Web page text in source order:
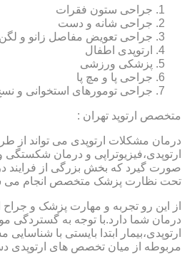
جراحی ستون فقرات
جراحی شانه و دست
جراحی تعویض مفاصل زانو و لگن
ارتوپدی اطفال
پزشکی ورزشی
جراحی پا و مچ پا
جراحی تومورهای استخوانی و
متخصص ارتوپد تهران :
درمان مشکلات ارتوپدی می تواند از
ارتوپدی،فیزیوتراپی و درمان
صورت گیرد که بخش بزرگی از فرایند
تحت نظارت پزشک متخصص انجام می
از این رو تجربه و مهارت پزشک و جراح
درمان شما دارد.با توجه به گستردگی
ارتوپدی،بیمار ابتدا بایستی با
مربوطه از میان تخصص های ارتوپدی